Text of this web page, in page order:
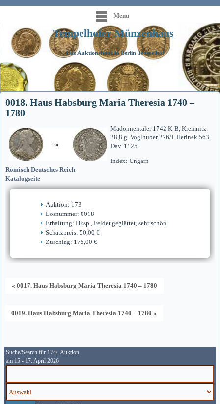
Menu
Tempelhofer Münzenhaus
Das Auktionshaus in Berlin Tempelhof
0018. Haus Habsburg Maria Theresia 1740 –
1780
Madonnentaler 1742 K-B, Kremnitz.
28,8 g. Voglhuber 276/I. Herinek 563.
Dav. 1125.
Index: Ungarn
Römisch Deutsches Reich
Katalogseite
Auktion: 173
Losnummer: 0018
Erhaltung: Hksp., Felder geglättet, sehr schön
Schätzpreis: 50,00 €
Zuschlag: 175,00 €
« 0017. Haus Habsburg Maria Theresia 1740 – 1780
0019. Haus Habsburg Maria Theresia 1740 – 1780 »
Suche/Search für 174/. Auktion
am 15.- 17. April 2026